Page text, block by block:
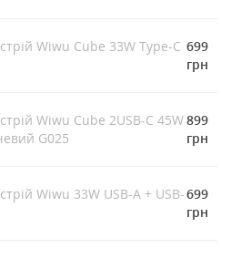
Wiwu Cube 33W Type-C 699
грн
Wiwu Cube 2USB-C 45W
G025
899
грн
Wiwu 33W USB-A + USB-699
грн